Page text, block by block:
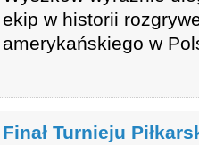
ekip w historii
amerykańskiego w
Finał Turnieju